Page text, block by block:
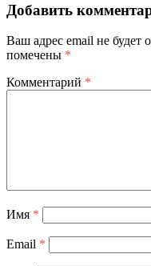
Добавить
Ваш адрес email не будет
помечены *
Комментарий *
Имя *
Email *